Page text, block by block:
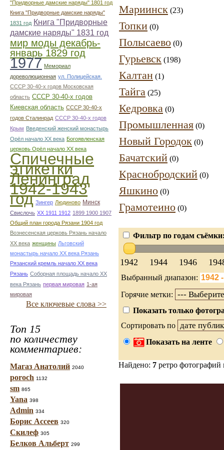
"Придворные дамские наряды" 1801 год
Книга "Придворные дамские наряды"
1831 год Книга "Придворные
дамские наряды" 1831 год
мир моды декабрь-
январь 1829 год
1977 Мемориал
дореволюционная ул. Полицейская.
СССР 30-40-х годов Московская
область СССР 30-40-х годов
Киевская область СССР 30-40-х
годов Сталинрад СССР 30-40-х годов
Крым Введенский женский монастырь
Орёл начало ХХ века Богоявленская
церковь Орёл начало ХХ века
Спичечные
этикетки
Ленинград
1942-1943
год Зингер Людиново Минск
Свислочь XX 1911 1912 1899 1900 1907
Общий план города Рязани 1904 год
Вознесенская церковь Рязань начало
ХХ века женщины Льговский
монастырь начало ХХ века Рязань
Рязанский кремль начало ХХ века
Рязань Соборная площадь начало ХХ
века Рязань первая мировая 1-ая
мировая
Все ключевые слова >>
Топ 15
по количеству
комментариев:
Магаз Анатолий 2040
poroch 1132
sm 865
Yana 398
Admin 334
Борис Ассеев 320
Скилеф 305
Белков Альберт 299
Мариинск (23)
Топки (0)
Полысаево (0)
Гурьевск (198)
Калтан (1)
Тайга (25)
Кедровка (0)
Промышленная (0)
Новый Городок (0)
Бачатский (0)
Краснобродский (0)
Яшкино (0)
Грамотеино (0)
Фильтр по годам
1942 1944 1946
Выбранный диапазон:
Горячие метки:
Показать только
Сортировать по
Показать на ленте
Найдено: 7 ретро